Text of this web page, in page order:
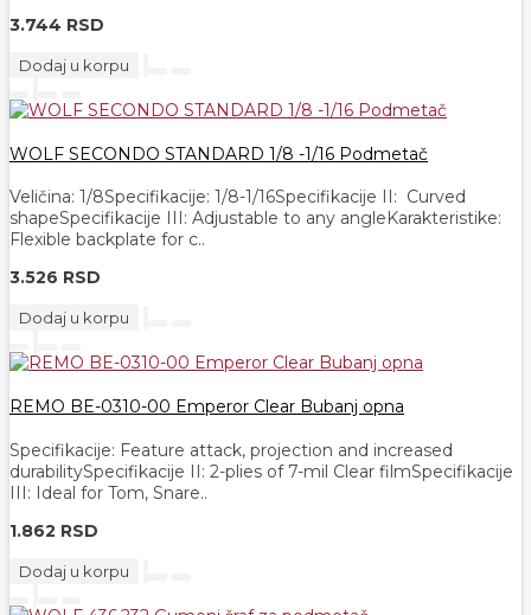
3.744 RSD
Dodaj u korpu
WOLF SECONDO STANDARD 1/8 -1/16 Podmetač
Veličina: 1/​8Specifikacije: 1/8-1/16Specifikacije II: Curved
shapeSpecifikacije III: Adjustable to any angleKarakteristike:
Flexible backplate for c..
3.526 RSD
Dodaj u korpu
REMO BE-0310-00 Emperor Clear Bubanj opna
Specifikacije: Feature attack, projection and increased
durabilitySpecifikacije II: 2-plies of 7-mil Clear filmSpecifikacije
III: Ideal for Tom, Snare..
1.862 RSD
Dodaj u korpu